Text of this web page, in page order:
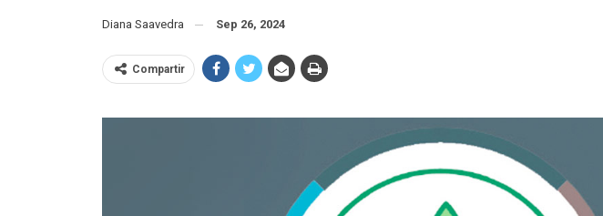
Diana Saavedra Sep 26, 2024
Compartir